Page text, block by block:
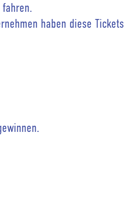
haben diese